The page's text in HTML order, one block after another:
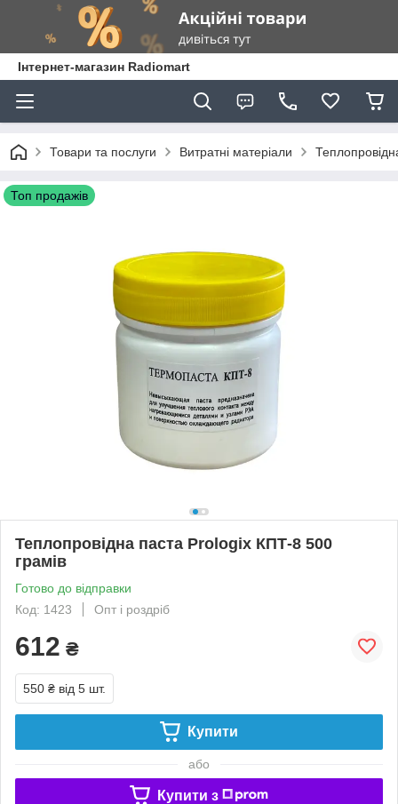
Інтернет-магазин Radiomart
Товари та послуги Витратні матеріали
Топ продажів
Теплопровідна паста Prologix КПТ-8 500
грамів
Готово до відправки
Код: 1423
Опт і роздріб
612 ₴
550 ₴ від 5 шт.
Купити
або
Купити з